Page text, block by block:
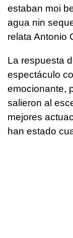
estaban moi
agua nin
relata Antonio
La respuesta
espectáculo
emocionante,
salieron al
mejores
han estado